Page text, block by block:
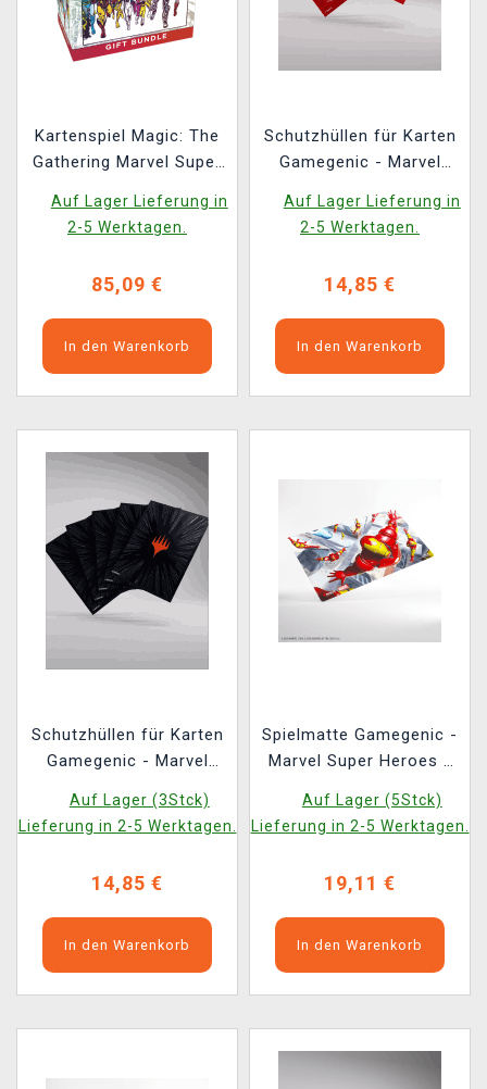
Kartenspiel Magic: The
Gathering Marvel Super
Auf Lager Lieferung in
2-5 Werktagen.
85,09 €
In den Warenkorb
Schutzhüllen für Karten
Gamegenic - Marvel
Premium Double
Sleeving Comic Burst
Auf Lager Lieferung in
2-5 Werktagen.
14,85 €
In den Warenkorb
Schutzhüllen für Karten
Gamegenic - Marvel
Premium Double
Sleeving Comic Burst
Auf Lager (3Stck)
Lieferung in 2-5 Werktagen.
14,85 €
In den Warenkorb
Spielmatte Gamegenic -
Marvel Super Heroes -
Machines
Auf Lager (5Stck)
Lieferung in 2-5 Werktagen.
19,11 €
In den Warenkorb